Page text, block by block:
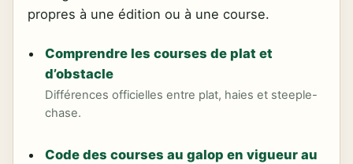
propres à une édition ou à une course.
Comprendre les courses de plat et
d’obstacle
Différences officielles entre plat, haies et steeple-
chase.
Code des courses au galop en vigueur au